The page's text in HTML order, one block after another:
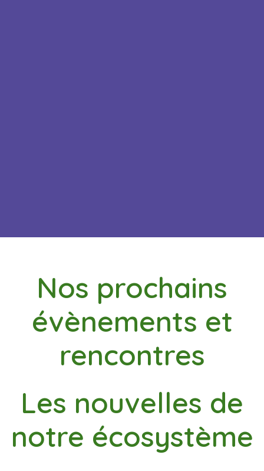
Nos prochains
évènements et
rencontres
Les nouvelles de
notre écosystème